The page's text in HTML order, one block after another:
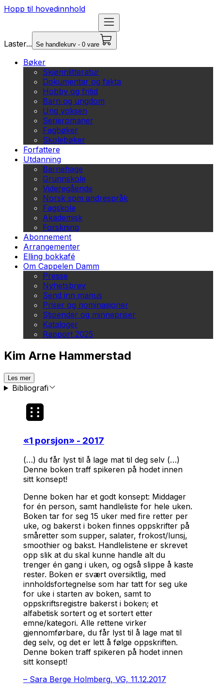
Hopp til hovedinnhold
Laster... Se handlekurv - 0 vare
Bøker
Skjønnlitteratur
Dokumentar og fakta
Hobby og fritid
Barn og ungdom
Ung voksen
Serieromaner
Fagbøker
Skolebøker
Forfattere
Utdanning
Barnehage
Grunnskole
Videregående
Norsk som andrespråk
Fagskole
Akademisk
Forskning
Abonnement
Arrangementer
Elling bokkafé
Om Cappelen Damm
Presse
Nyhetsbrev
Send inn manus
Priser og nominasjoner
Stipender og minnepriser
Kataloger
Rapport 2025
Kim Arne Hammerstad
Les mer
Bibliografi
«1 porsjon» - 2017
(…) du får lyst til å lage mat til deg selv (…)
Denne boken traff spikeren på hodet innen
sitt konsept!
Denne boken har et godt konsept: Middager
for én person, samt handleliste for hele uken.
Boken tar for seg 15 uker med fire retter per
uke, og bakerst i boken finnes oppskrifter på
småretter som supper, salater, frokost/lunsj,
smoothier og bakst. Handlelistene er skrevet
opp slik at du skal kunne handle alt du
trenger én gang i uken, og også slippe å kaste
rester. Boken er svært oversiktlig, med
innholdsfortegnelse som har tatt for seg uke
for uke i starten av boken, samt to
oppskriftsregistre bakerst i boken; et
alfabetisk sortert og et sortert etter
emne/kategori. Alle rettene virker
gjennomførbare, du får lyst til å lage mat til
deg selv, og det er lett å følge oppskriften.
Denne boken traff spikeren på hodet innen
sitt konsept!
– Sara Berge Holmberg, VG, 11.12.2017